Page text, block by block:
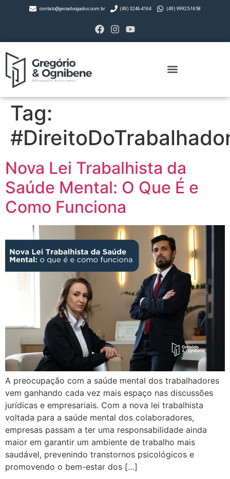
contato@geoadvogados.com.br (49) 3246-4164 (49) 99925-1658
Tag:
Nova Lei Trabalhista da
Saúde Mental: O Que É e
Como Funciona
A preocupação com a saúde mental dos trabalhadores
vem ganhando cada vez mais espaço nas discussões
jurídicas e empresariais. Com a nova lei trabalhista
voltada para a saúde mental dos colaboradores,
empresas passam a ter uma responsabilidade ainda
maior em garantir um ambiente de trabalho mais
saudável, prevenindo transtornos psicológicos e
promovendo o bem-estar dos […]